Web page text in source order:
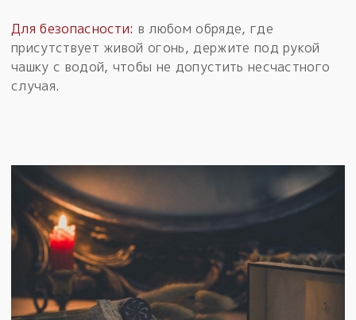
Для безопасности: в любом обряде, где
присутствует живой огонь, держите под рукой
чашку с водой, чтобы не допустить несчастного
случая.